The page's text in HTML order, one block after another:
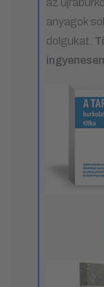
anyagok
dolgukat.